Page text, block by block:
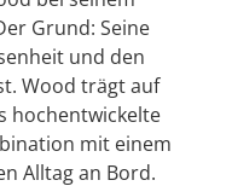
Grund: Seine
und den
Wood trägt auf
hochentwickelte
mit einem
Alltag an Bord.